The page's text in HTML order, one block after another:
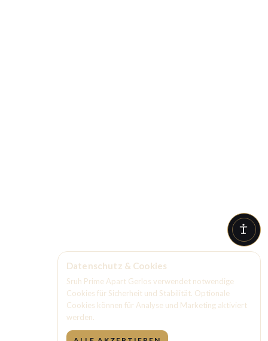
Datenschutz & Cookies
Sruh Prime Apart Gerlos verwendet notwendige
Cookies für Sicherheit und Stabilität. Optionale
Cookies können für Analyse und Marketing aktiviert
werden.